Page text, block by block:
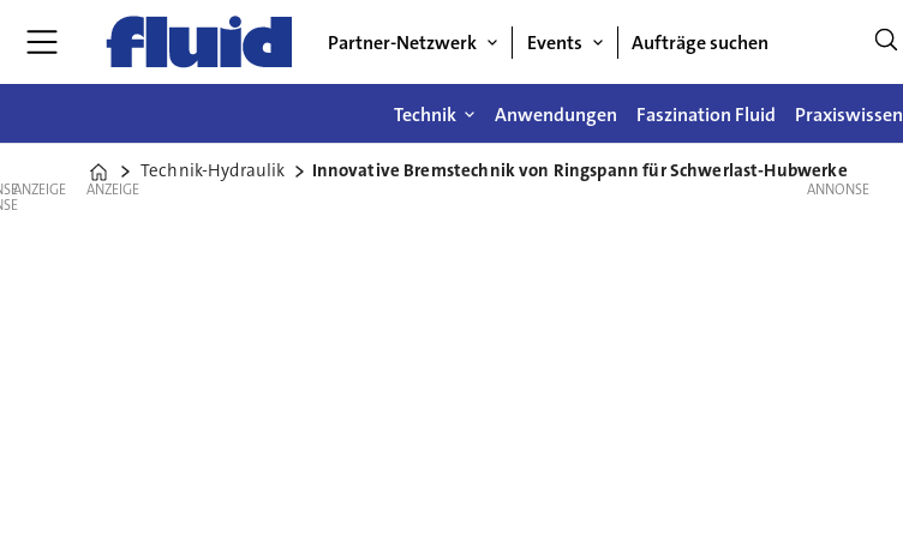
Partner-Netzwerk Events Aufträge suchen
Technik Anwendungen Faszination Fluid Praxiswissen
Home
Technik-Hydraulik Innovative Bremstechnik von Ringspann für Schwerlast-Hubwerke
ANZEIGE ANZEIGE